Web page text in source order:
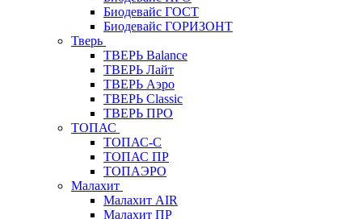
Биодевайс ГОСТ
Биодевайс ГОРИЗОНТ
Тверь
ТВЕРЬ Balance
ТВЕРЬ Лайт
ТВЕРЬ Аэро
ТВЕРЬ Classic
ТВЕРЬ ПРО
ТОПАС
ТОПАС-С
ТОПАС ПР
ТОПАЭРО
Малахит
Малахит AIR
Малахит ПР